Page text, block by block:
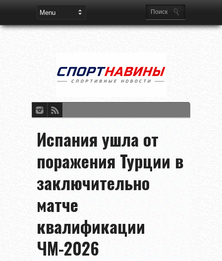
Испания ушла от
поражения Турции в
заключительно
матче
квалификации
ЧМ-2026